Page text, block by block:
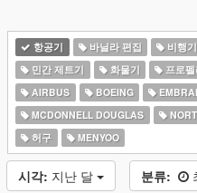
항공기 바닐라 편집 비행기
민간 제트기
화물기 프로펠
AIRBUS
BOEING
MCDONNELL DOUGLAS
허구
MENYOO
시각: 지난 달 분류: